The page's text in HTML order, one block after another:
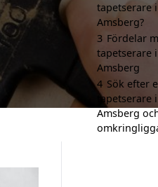
tapetserare
Amsberg?
3 Fördelar
tapetserare
Amsberg
4 Sök efter
tapetserare
Amsberg